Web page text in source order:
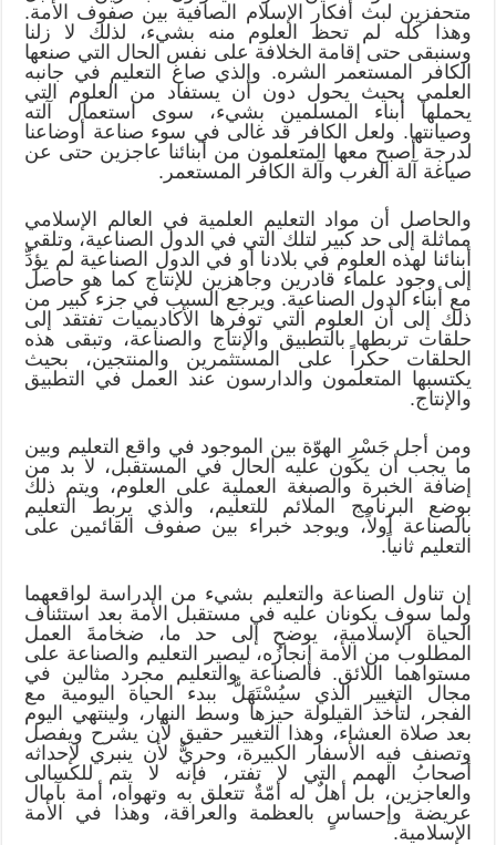
متحفزين لبث أفكار الإسلام الصافية بين صفوف الأمة.
وهذا كله لم تحظ العلوم منه بشيء، لذلك لا زلنا
وسنبقى حتى إقامة الخلافة على نفس الحال التي صنعها
الكافر المستعمر الشره. والذي صاغ التعليم في جانبه
العلمي بحيث يحول دون أن يستفاد من العلوم التي
يحملها أبناء المسلمين بشيء، سوى استعمال آلته
وصيانتها. ولعل الكافر قد غالى في سوء صناعة أوضاعنا
لدرجة أصبح معها المتعلمون من أبنائنا عاجزين حتى عن
صياغة آلة الغرب وآلة الكافر المستعمر.
والحاصل أن مواد التعليم العلمية في العالم الإسلامي
مماثلة إلى حد كبير لتلك التي في الدول الصناعية، وتلقي
أبنائنا لهذه العلوم في بلادنا أو في الدول الصناعية لم يؤدِّ
إلى وجود علماء قادرين وجاهزين للإنتاج كما هو حاصل
مع أبناء الدول الصناعية. ويرجع السبب في جزء كبير من
ذلك إلى أن العلوم التي توفرها الأكاديميات تفتقد إلى
حلقات تربطها بالتطبيق والإنتاج والصناعة، وتبقى هذه
الحلقات حكراً على المستثمرين والمنتجين، بحيث
يكتسبها المتعلمون والدارسون عند العمل في التطبيق
والإنتاج.
ومن أجل جَسْرِ الهوّة بين الموجود في واقع التعليم وبين
ما يجب أن يكون عليه الحال في المستقبل، لا بد من
إضافة الخبرة والصبغة العملية على العلوم، ويتم ذلك
بوضع البرنامج الملائم للتعليم، والذي يربط التعليم
بالصناعة أولاً، ويوجد خبراء بين صفوف القائمين على
التعليم ثانياً.
إن تناول الصناعة والتعليم بشيء من الدراسة لواقعهما
ولما سوف يكونان عليه في مستقبل الأمة بعد استئناف
الحياة الإسلامية، يوضح إلى حد ما، ضخامةَ العمل
المطلوب من الأمة إنجازُه، ليصير التعليم والصناعة على
مستواهما اللائق. فالصناعة والتعليم مجرد مثالين في
مجال التغيير الذي سيُسْتَهَلُّ ببدء الحياة اليومية مع
الفجر، لتأخذ القيلولة حيزها وسط النهار، ولينتهي اليوم
بعد صلاة العشاء، وهذا التغيير حقيق لأن يشرح ويفصل
وتصنف فيه الأسفار الكبيرة، وحريٌّ لأن ينبري لإحداثه
أصحابُ الهمم التي لا تفتر، فإنه لا يتم للكسالى
والعاجزين، بل أهلٌ له أمّةٌ تتعلق به وتهواه، أمة بآمال
عريضة وإحساسٍ بالعظمة والعراقة، وهذا في الأمة
الإسلامية.